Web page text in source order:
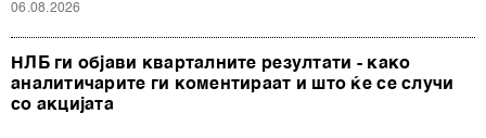
06.08.2026
НЛБ ги објави кварталните резултати - како
аналитичарите ги коментираат и што ќе се случи
со акцијата